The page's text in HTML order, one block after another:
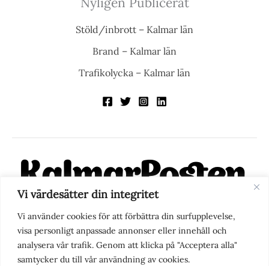
Vi värdesätter din integritet
Vi använder cookies för att förbättra din surfupplevelse,
visa personligt anpassade annonser eller innehåll och
analysera vår trafik. Genom att klicka på "Acceptera alla"
samtycker du till vår användning av cookies.
Stöld/inbrott – Kalmar län
Brand – Kalmar län
Trafikolycka – Kalmar län
KalmarPosten är en modern lokalnyhetstidning på nätet. Med
fokus på Kalmarregionen, men också med blick för det större
perspektivet, vill vi vara din självklara kanal för nyheter,
berättelser och engagemang. KalmarPosten grundades 1988 och
fick nya ägare 2025.